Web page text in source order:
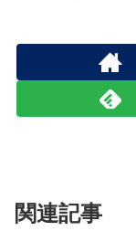
関連記事